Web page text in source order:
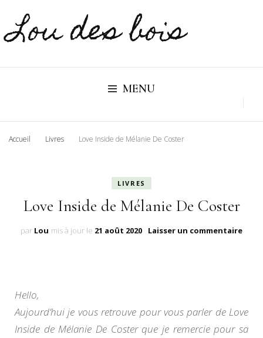
Lou des bois
MENU
Accueil Livres Love Inside de Mélanie De Coster
LIVRES
Love Inside de Mélanie De Coster
par Lou mis à jour le 21 août 2020 Laisser un commentairesur
Hello,
Aujourd’hui je vous retrouve pour vous parler de Love
Inside de Mélanie De Coster que je remercie pour sa